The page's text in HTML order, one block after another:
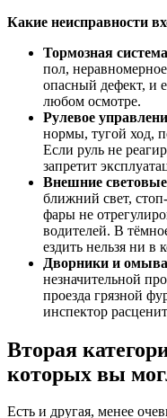
Какие неисправности
Тормозная система
пол,
опасный дефект, и
любом осмотре.
Рулевое
нормы, тугой ход,
Если руль не
запретит
Внешние
ближний свет,
фары не
водителей. В
ездить нельзя ни в
Дворники и
незначительной
проезда грязной
инспектор
Вторая
которых вы
Есть и другая, менее